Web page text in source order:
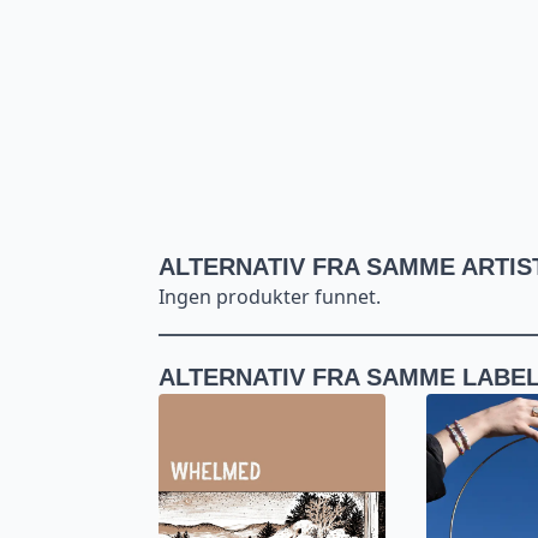
ALTERNATIV FRA SAMME
Ingen produkter funnet.
ALTERNATIV FRA SAMME